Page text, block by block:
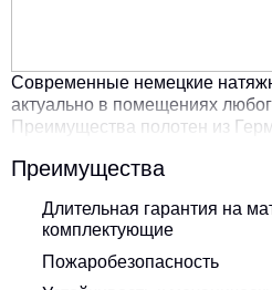
Современные немецкие
актуально в помещениях
Преимущества полотен из
Преимущества
Длительная гарантия на
комплектующие
Пожаробезопасность